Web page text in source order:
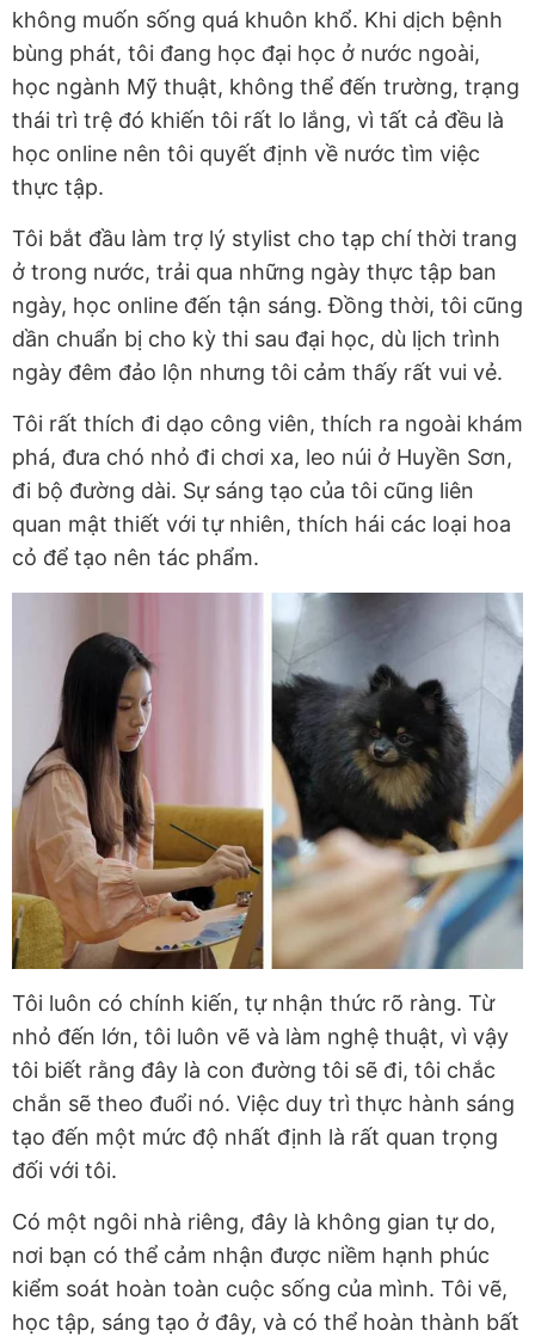
không muốn sống quá khuôn khổ. Khi dịch bệnh
bùng phát, tôi đang học đại học ở nước ngoài,
học ngành Mỹ thuật, không thể đến trường, trạng
thái trì trệ đó khiến tôi rất lo lắng, vì tất cả đều là
học online nên tôi quyết định về nước tìm việc
thực tập.
Tôi bắt đầu làm trợ lý stylist cho tạp chí thời trang
ở trong nước, trải qua những ngày thực tập ban
ngày, học online đến tận sáng. Đồng thời, tôi cũng
dần chuẩn bị cho kỳ thi sau đại học, dù lịch trình
ngày đêm đảo lộn nhưng tôi cảm thấy rất vui vẻ.
Tôi rất thích đi dạo công viên, thích ra ngoài khám
phá, đưa chó nhỏ đi chơi xa, leo núi ở Huyền Sơn,
đi bộ đường dài. Sự sáng tạo của tôi cũng liên
quan mật thiết với tự nhiên, thích hái các loại hoa
cỏ để tạo nên tác phẩm.
Tôi luôn có chính kiến, tự nhận thức rõ ràng. Từ
nhỏ đến lớn, tôi luôn vẽ và làm nghệ thuật, vì vậy
tôi biết rằng đây là con đường tôi sẽ đi, tôi chắc
chắn sẽ theo đuổi nó. Việc duy trì thực hành sáng
tạo đến một mức độ nhất định là rất quan trọng
đối với tôi.
Có một ngôi nhà riêng, đây là không gian tự do,
nơi bạn có thể cảm nhận được niềm hạnh phúc
kiểm soát hoàn toàn cuộc sống của mình. Tôi vẽ,
học tập, sáng tạo ở đây, và có thể hoàn thành bất